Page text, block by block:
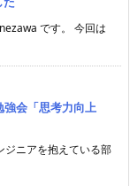
です。 今回は
強会「思考力向上
ジニアを抱えている部